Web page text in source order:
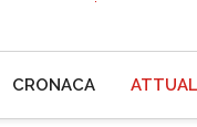
CRONACA